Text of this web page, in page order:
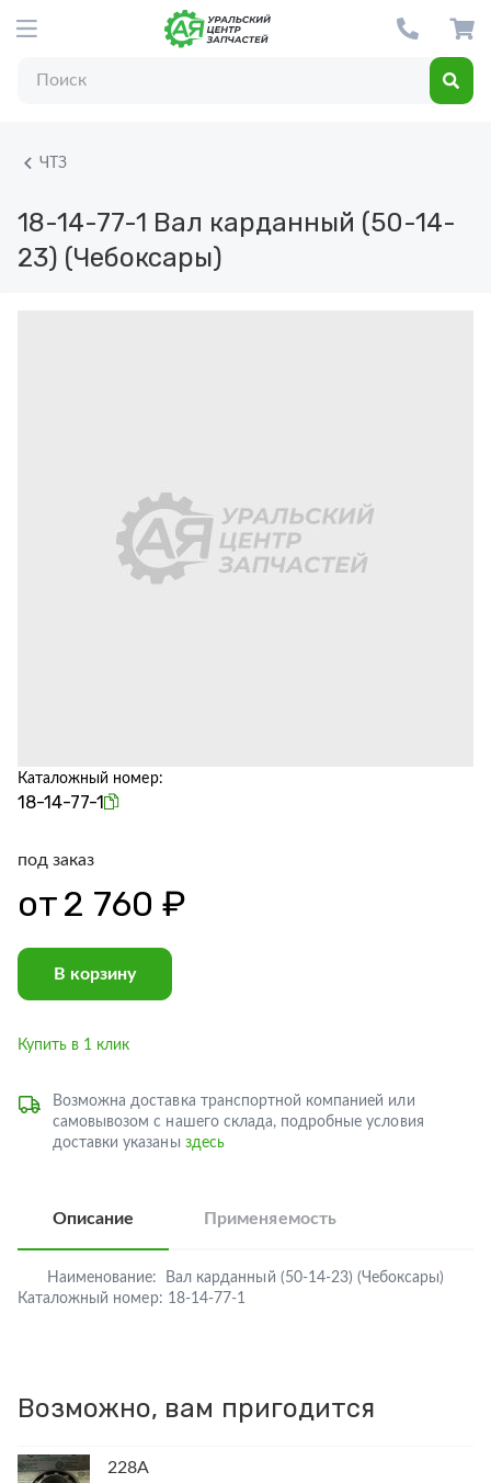
ЧТЗ
18-14-77-1 Вал карданный (50-14-
23) (Чебоксары)
Каталожный номер:
18-14-77-1
под заказ
от2 760 ₽
В корзину
Купить в 1 клик
Возможна доставка транспортной компанией или
самовывозом с нашего склада, подробные условия
доставки указаны здесь
Описание Применяемость
Наименование:
Вал карданный (50-14-23) (Чебоксары)
Каталожный номер: 18-14-77-1
Возможно, вам пригодится
228А